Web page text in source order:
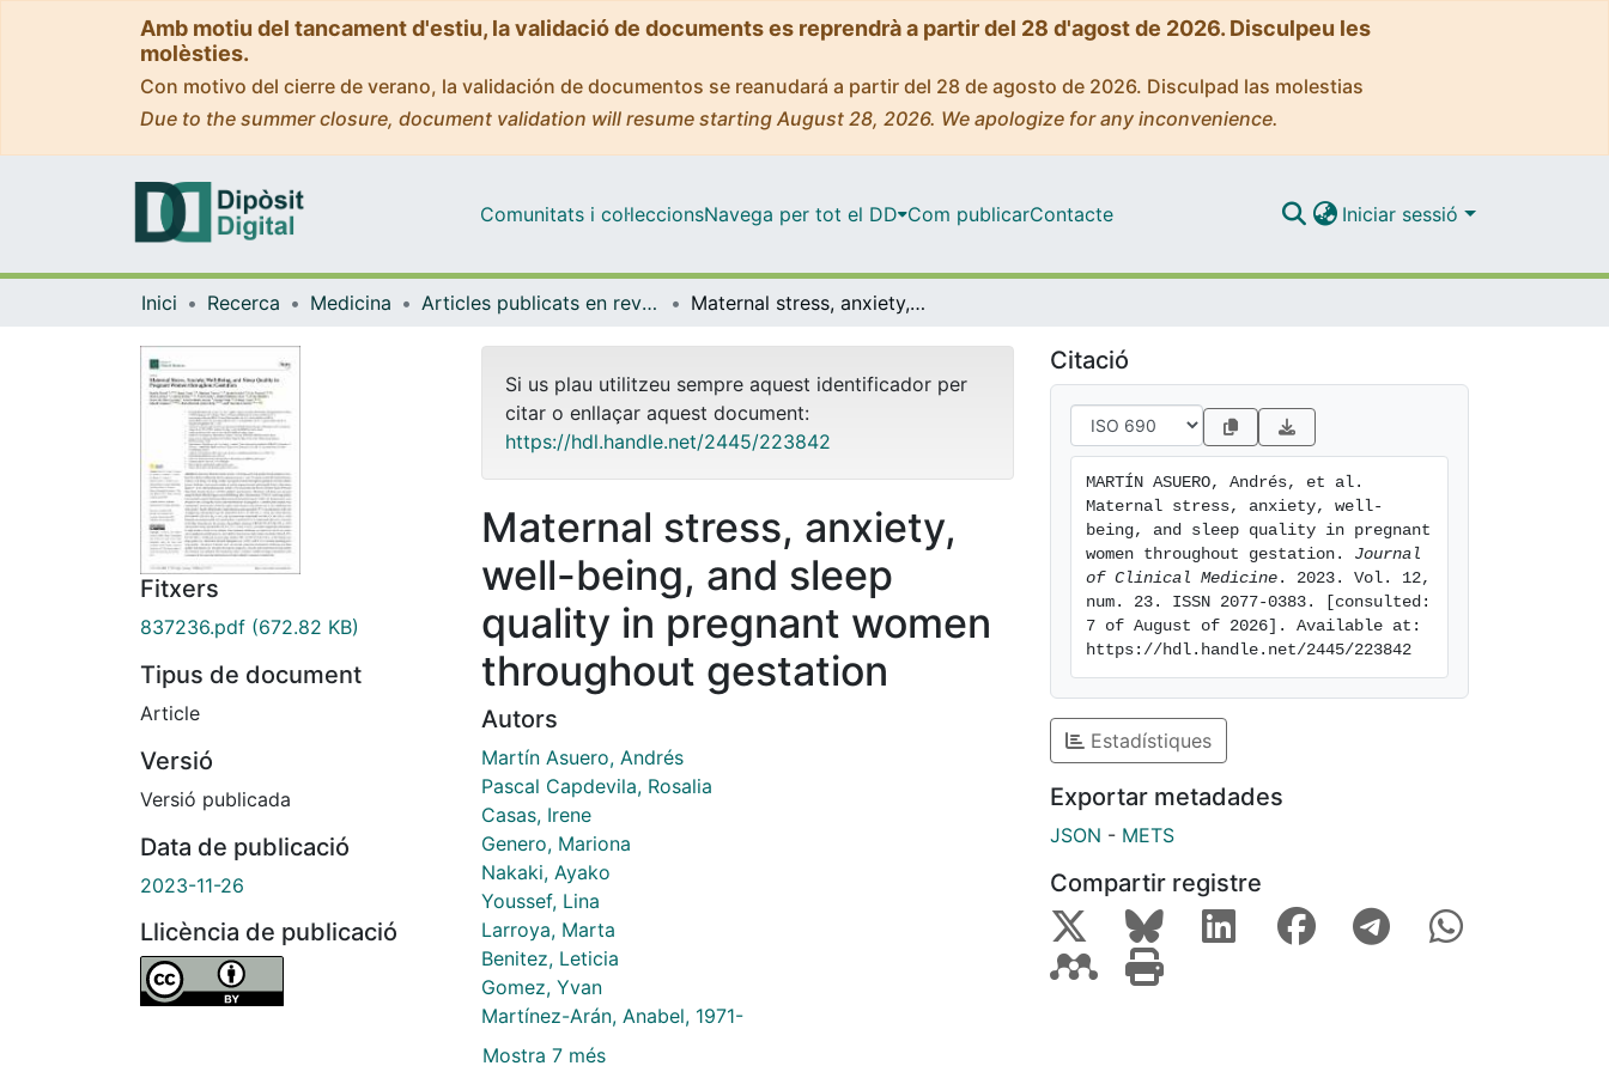
Amb motiu del tancament d'estiu, la validació de documents es reprendrà a partir del 28 d'agost de 2026. Disculpeu les
molèsties.
Con motivo del cierre de verano, la validación de documentos se reanudará a partir del 28 de agosto de 2026. Disculpad las molestias
Due to the summer closure, document validation will resume starting August 28, 2026. We apologize for any inconvenience.
Comunitats i col·leccionsNavega per tot el DD Com publicarContacte Iniciar sessió
Inici Recerca Medicina Articles publicats en revistes (Medicina) Maternal stress, anxiety, well-being, and sleep quality in pregnant women throughout gestation
Fitxers
837236.pdf (672.82 KB)
Tipus de document
Article
Versió
Versió publicada
Data de publicació
2023-11-26
Llicència de publicació
Si us plau utilitzeu sempre aquest identificador per
citar o enllaçar aquest document:
https://hdl.handle.net/2445/223842
Maternal stress, anxiety,
well-being, and sleep
quality in pregnant women
throughout gestation
Autors
Martín Asuero, Andrés
Pascal Capdevila, Rosalia
Casas, Irene
Genero, Mariona
Nakaki, Ayako
Youssef, Lina
Larroya, Marta
Benitez, Leticia
Gomez, Yvan
Martínez-Arán, Anabel, 1971-
Mostra 7 més
Citació
MARTÍN ASUERO, Andrés, et al.
Maternal stress, anxiety, well-
being, and sleep quality in pregnant
women throughout gestation. Journal
of Clinical Medicine . 2023. Vol. 12,
num. 23. ISSN 2077-0383. [consulted:
7 of August of 2026]. Available at:
https://hdl.handle.net/2445/223842
Estadístiques
Exportar metadades
JSON - METS
Compartir registre